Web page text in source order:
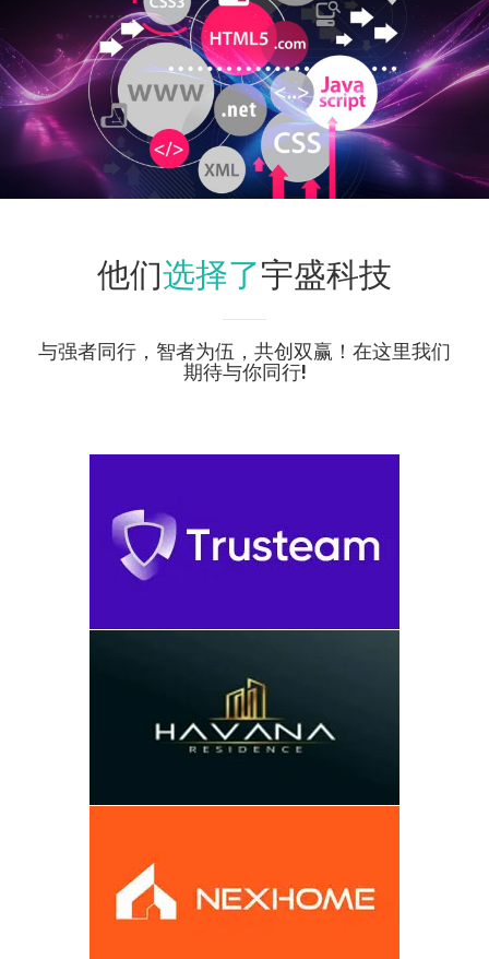
他们选择了宇盛科技
与强者同行，智者为伍，共创双赢！在这里我们
期待与你同行!